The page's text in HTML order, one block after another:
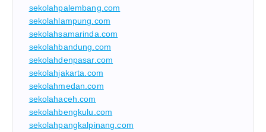
sekolahpalembang.com
sekolahlampung.com
sekolahsamarinda.com
sekolahbandung.com
sekolahdenpasar.com
sekolahjakarta.com
sekolahmedan.com
sekolahaceh.com
sekolahbengkulu.com
sekolahpangkalpinang.com